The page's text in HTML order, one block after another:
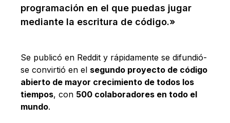
programación en el que puedas jugar
mediante la escritura de código.»
Se publicó en Reddit y rápidamente se difundió-
se convirtió en el segundo proyecto de código
abierto de mayor crecimiento de todos los
tiempos, con 500 colaboradores en todo el
mundo.